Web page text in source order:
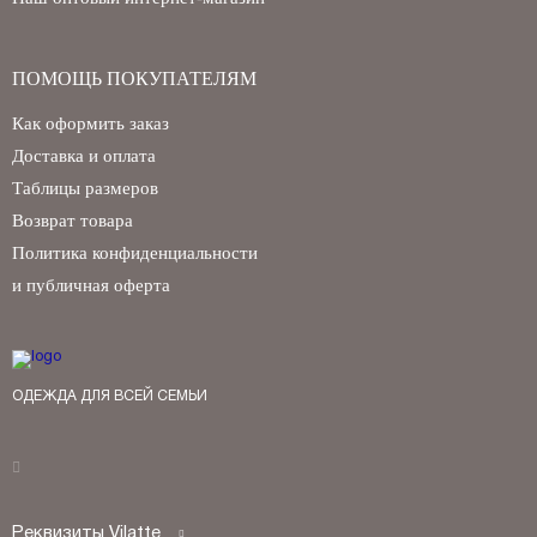
ОДЕЖДА ДЛЯ ВСЕЙ СЕМЬИ
Реквизиты Vilatte
ПОМОЩЬ ПОКУПАТЕЛЯМ
Как оформить заказ
Доставка и оплата
Таблицы размеров
Возврат товара
Политика конфиденциальности
и публичная оферта